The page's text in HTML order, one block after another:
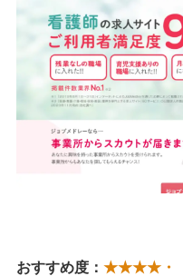
おすすめ度： ★★★★・